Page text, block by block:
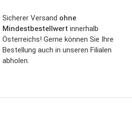
Sicherer Versand ohne
Mindestbestellwert innerhalb
Österreichs! Gerne können Sie Ihre
Bestellung auch in unseren Filialen
abholen.